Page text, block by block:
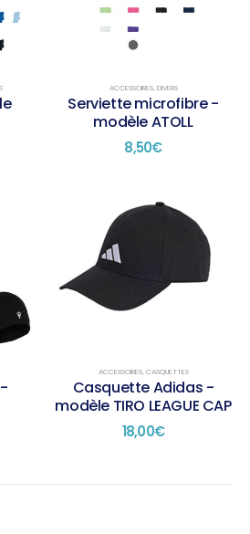
ACCESSOIRES, DIVERS
Serviette microfibre -
modèle ATOLL
8,50€
ACCESSOIRES, CASQUETTES
Casquette Adidas -
modèle TIRO LEAGUE CAP
18,00€